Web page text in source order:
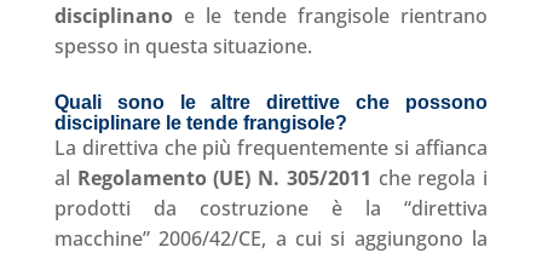
disciplinano e le tende frangisole rientrano
spesso in questa situazione.
Quali sono le altre direttive che possono
disciplinare le tende frangisole?
La direttiva che più frequentemente si affianca
al Regolamento (UE) N. 305/2011 che regola i
prodotti da costruzione è la “direttiva
macchine” 2006/42/CE, a cui si aggiungono la